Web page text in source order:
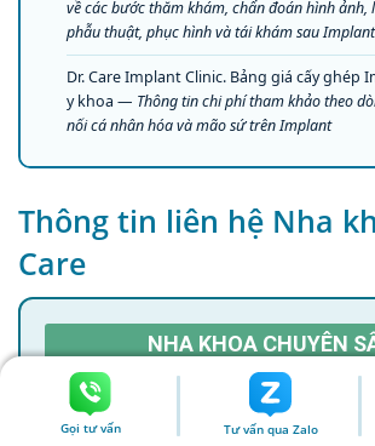
về các bước thăm khám, chẩn đoán hình ảnh,
phẫu thuật, phục hình và tái khám sau Implant
Dr. Care Implant Clinic. Bảng giá cấy ghép
y khoa — Thông tin chi phí tham khảo theo
nối cá nhân hóa và mão sứ trên Implant
Thông tin liên hệ Nha
Care
NHA KHOA CHUYÊN
Trồng răng Implant
Dành riêng cho Cô Chú trung niên
Gọi tư vấn Tư vấn qua Zalo